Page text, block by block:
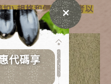
) 規格和價錢請參考以